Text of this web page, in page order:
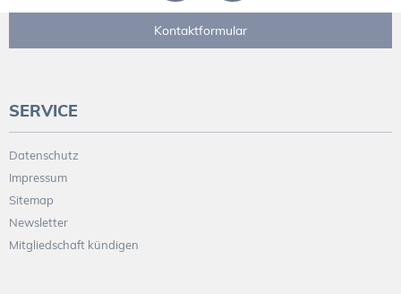
Kontaktformular
SERVICE
Datenschutz
Impressum
Sitemap
Newsletter
Mitgliedschaft kündigen